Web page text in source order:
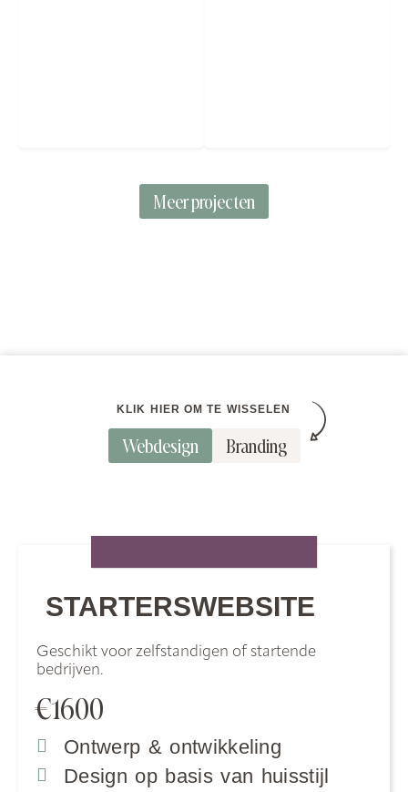
Meer projecten
Webdesign Branding
KLIK HIER OM TE WISSELEN
STARTERSWEBSITE
Geschikt voor zelfstandigen of startende
bedrijven.
€1600
Ontwerp & ontwikkeling
Design op basis van huisstijl